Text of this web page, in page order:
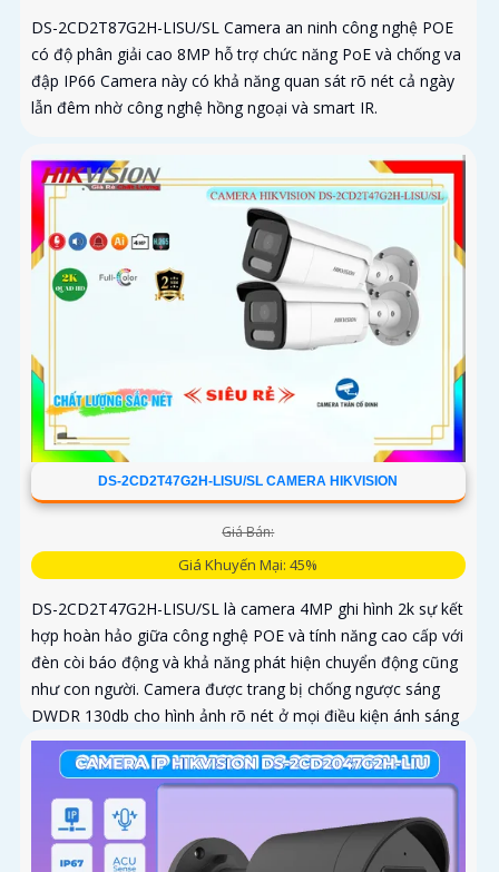
DS-2CD2T87G2H-LISU/SL Camera an ninh công nghệ POE
có độ phân giải cao 8MP hỗ trợ chức năng PoE và chống va
đập IP66 Camera này có khả năng quan sát rõ nét cả ngày
lẫn đêm nhờ công nghệ hồng ngoại và smart IR.
DS-2CD2T47G2H-LISU/SL CAMERA HIKVISION
Giá Bán:
Giá Khuyến Mại: 45%
DS-2CD2T47G2H-LISU/SL là camera 4MP ghi hình 2k sự kết
hợp hoàn hảo giữa công nghệ POE và tính năng cao cấp với
đèn còi báo động và khả năng phát hiện chuyển động cũng
như con người. Camera được trang bị chống ngược sáng
DWDR 130db cho hình ảnh rõ nét ở mọi điều kiện ánh sáng